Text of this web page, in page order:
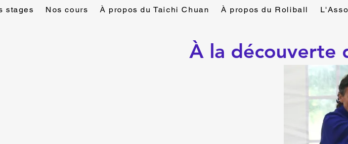
stages Nos cours À propos du Taichi Chuan À propos du Roliball
À la découverte